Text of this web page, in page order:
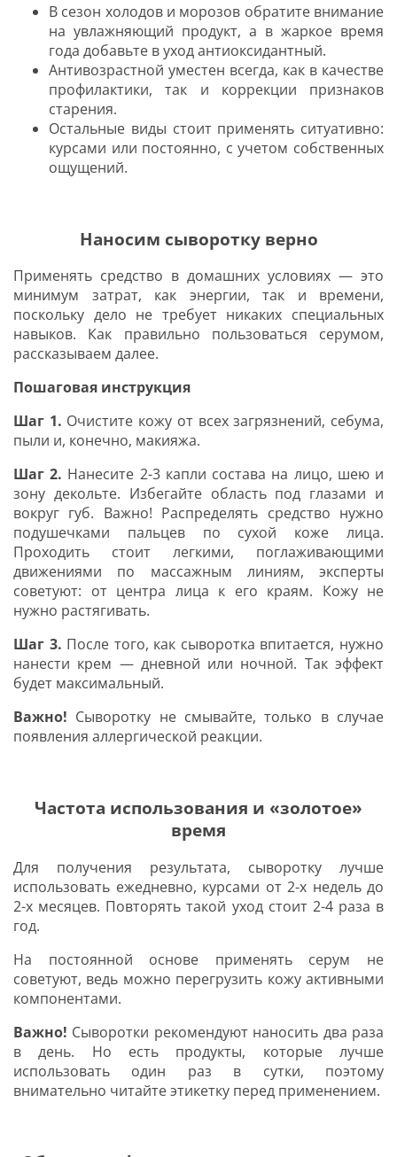
В сезон холодов и морозов обратите внимание
на увлажняющий продукт, а в жаркое время
года добавьте в уход антиоксидантный.
Антивозрастной уместен всегда, как в качестве
профилактики, так и коррекции признаков
старения.
Остальные виды стоит применять ситуативно:
курсами или постоянно, с учетом собственных
ощущений.
Наносим сыворотку верно
Применять средство в домашних условиях — это
минимум затрат, как энергии, так и времени,
поскольку дело не требует никаких специальных
навыков. Как правильно пользоваться серумом,
рассказываем далее.
Пошаговая инструкция
Шаг 1. Очистите кожу от всех загрязнений, себума,
пыли и, конечно, макияжа.
Шаг 2. Нанесите 2-3 капли состава на лицо, шею и
зону декольте. Избегайте область под глазами и
вокруг губ. Важно! Распределять средство нужно
подушечками пальцев по сухой коже лица.
Проходить стоит легкими, поглаживающими
движениями по массажным линиям, эксперты
советуют: от центра лица к его краям. Кожу не
нужно растягивать.
Шаг 3. После того, как сыворотка впитается, нужно
нанести крем — дневной или ночной. Так эффект
будет максимальный.
Важно! Сыворотку не смывайте, только в случае
появления аллергической реакции.
Частота использования и «золотое»
время
Для получения результата, сыворотку лучше
использовать ежедневно, курсами от 2-х недель до
2-х месяцев. Повторять такой уход стоит 2-4 раза в
год.
На постоянной основе применять серум не
советуют, ведь можно перегрузить кожу активными
компонентами.
Важно! Сыворотки рекомендуют наносить два раза
в день. Но есть продукты, которые лучше
использовать один раз в сутки, поэтому
внимательно читайте этикетку перед применением.